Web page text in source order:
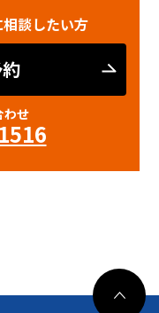
談したい方
わせ